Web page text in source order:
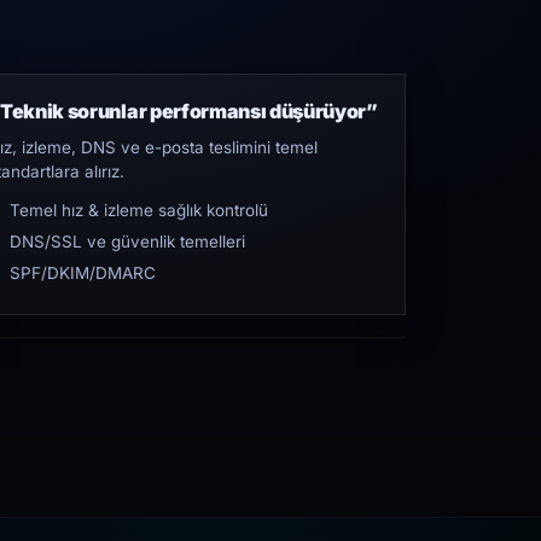
sorunlar performansı düşürüyor”
izleme, DNS ve e-posta teslimini temel
alırız.
Temel hız & izleme sağlık kontrolü
DNS/SSL ve güvenlik temelleri
SPF/DKIM/DMARC